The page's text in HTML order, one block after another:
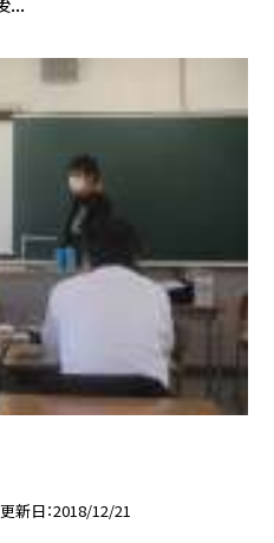
更新日 2018/12/21